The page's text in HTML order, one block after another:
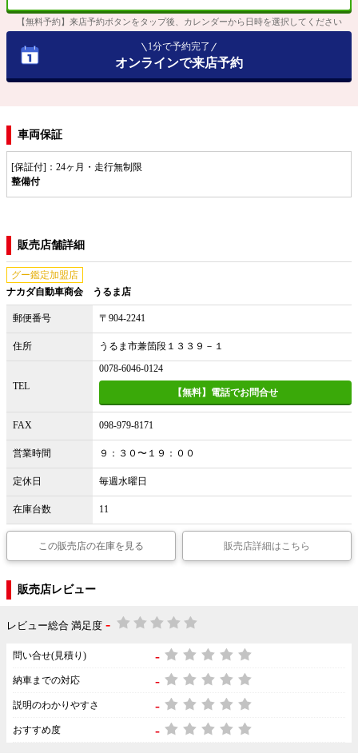
【無料予約】来店予約ボタンをタップ後、カレンダーから日時を選択してください
1分で予約完了
オンラインで来店予約
車両保証
[保証付]：24ヶ月・走行無制限
整備付
販売店舗詳細
グー鑑定加盟店
ナカダ自動車商会 うるま店
郵便番号 〒904-2241
住所 うるま市兼箇段１３３９－１
TEL
0078-6046-0124
【無料】電話でお問合せ
FAX 098-979-8171
営業時間 ９：３０〜１９：００
定休日 毎週水曜日
在庫台数 11
この販売店の在庫を見る 販売店詳細はこちら
販売店レビュー
レビュー総合 満足度 -
問い合せ(見積り) -
納車までの対応 -
説明のわかりやすさ -
おすすめ度 -